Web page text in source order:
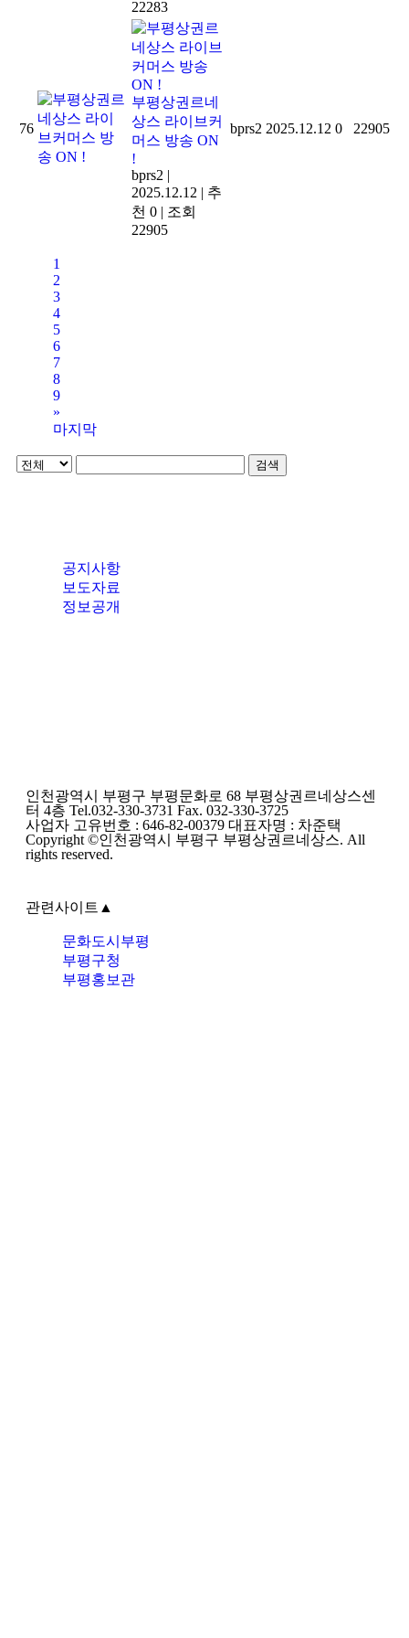
22283
76
부평상권르네
상스 라이브커
머스 방송 ON
!
bprs2
2025.12.12
추
천 0
조회
22905
bprs2 2025.12.12 0 22905
1
2
3
4
5
6
7
8
9
»
마지막
검색
공지사항
보도자료
정보공개
인천광역시 부평구 부평문화로 68 부평상권르네상스센
터 4층 Tel.032-330-3731 Fax. 032-330-3725
사업자 고유번호 : 646-82-00379 대표자명 : 차준택
Copyright ©인천광역시 부평구 부평상권르네상스. All
rights reserved.
관련사이트 ▲
문화도시부평
부평구청
부평홍보관